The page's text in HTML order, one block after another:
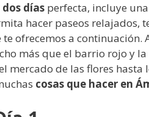
días perfecta, incluye
hacer paseos relajados,
te ofrecemos a continuación.
más que el barrio rojo y la
mercado de las flores hasta
cosas que hacer en